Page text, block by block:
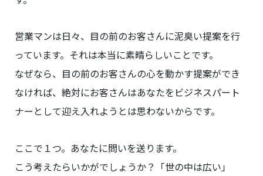
営業マンは日々、目の前のお客さんに泥臭い提案を行
っています。それは本当に素晴らしいことです。
なぜなら、目の前のお客さんの心を動かす提案ができ
なければ、絶対にお客さんはあなたをビジネスパート
ナーとして迎え入れようとは思わないからです。
ここで１つ。あなたに問いを送ります。
こう考えたらいかがでしょうか？「世の中は広い」